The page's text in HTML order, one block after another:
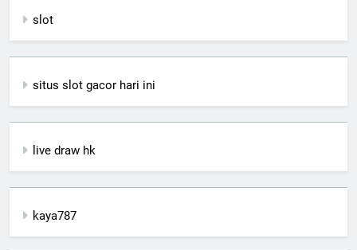
slot
situs slot gacor hari ini
live draw hk
kaya787